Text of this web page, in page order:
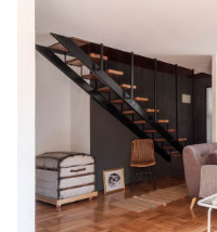
diaria. Los baños
asegurando buena
parquet pulido y
clásico a los ambientes.
Ubicada en un
ambiente familiar, sin
estacionamientos y
actualizada según tus